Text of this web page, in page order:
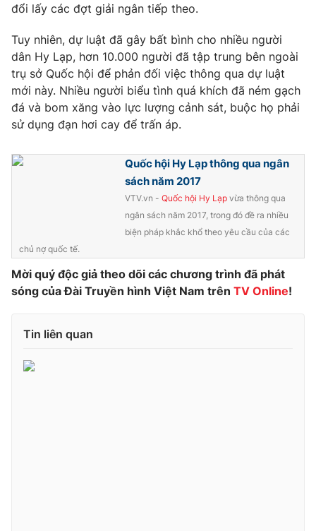
Photo Infographic
Video Shorts video
VTV Money VTV Thể thao
Tấm lòng Việt
Vươn mình bằng AI
đổi lấy các đợt giải ngân tiếp theo.
Tuy nhiên, dự luật đã gây bất bình cho nhiều người
dân Hy Lạp, hơn 10.000 người đã tập trung bên ngoài
trụ sở Quốc hội để phản đối việc thông qua dự luật
mới này. Nhiều người biểu tình quá khích đã ném gạch
đá và bom xăng vào lực lượng cảnh sát, buộc họ phải
sử dụng đạn hơi cay để trấn áp.
Quốc hội Hy Lạp thông qua ngân
sách năm 2017
VTV.vn - Quốc hội Hy Lạp vừa thông qua
ngân sách năm 2017, trong đó đề ra nhiều
biện pháp khắc khổ theo yêu cầu của các
chủ nợ quốc tế.
Mời quý độc giả theo dõi các chương trình đã phát
sóng của Đài Truyền hình Việt Nam trên TV Online!
Tin liên quan